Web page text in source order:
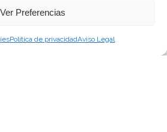
Ver Preferencias
Política de privacidadAviso Legal